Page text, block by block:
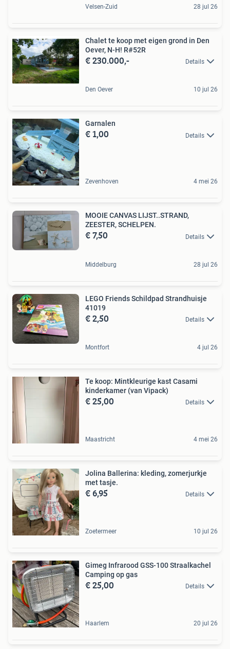
Velsen-Zuid 28 jul 26
Chalet te koop met eigen grond in Den
Oever, N-H! R#52R
€ 230.000,- Details
Den Oever 10 jul 26
Garnalen
€ 1,00 Details
Zevenhoven 4 mei 26
MOOIE CANVAS LIJST..STRAND,
ZEESTER, SCHELPEN.
€ 7,50 Details
Middelburg 28 jul 26
LEGO Friends Schildpad Strandhuisje
41019
€ 2,50 Details
Montfort 4 jul 26
Te koop: Mintkleurige kast Casami
kinderkamer (van Vipack)
€ 25,00 Details
Maastricht 4 mei 26
Jolina Ballerina: kleding, zomerjurkje
met tasje.
€ 6,95 Details
Zoetermeer 10 jul 26
Gimeg Infrarood GSS-100 Straalkachel
Camping op gas
€ 25,00 Details
Haarlem 20 jul 26